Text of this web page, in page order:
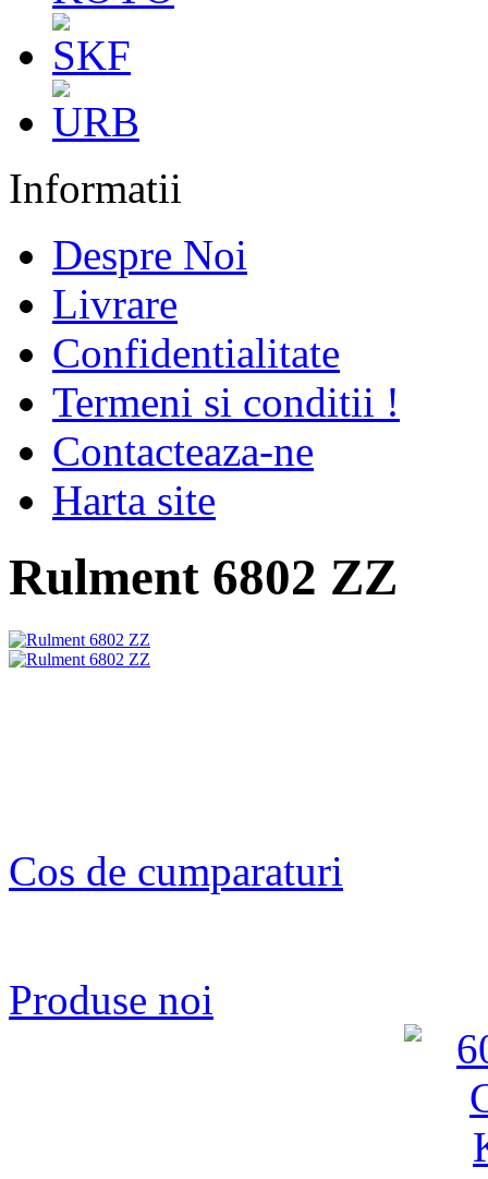
Informatii
Despre Noi
Livrare
Confidentialitate
Termeni si conditii !
Contacteaza-ne
Harta site
Rulment 6802 ZZ
Cos de cumparaturi
Produse noi